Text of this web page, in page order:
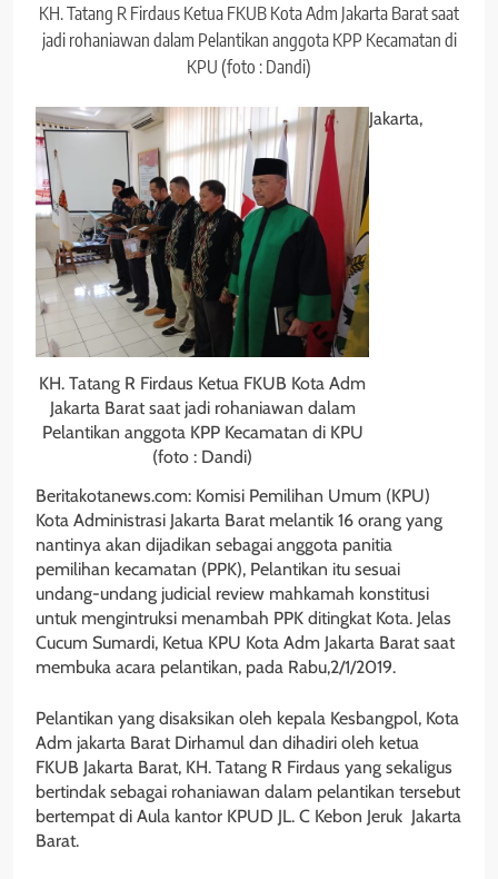
KH. Tatang R Firdaus Ketua FKUB Kota Adm Jakarta Barat saat
jadi rohaniawan dalam Pelantikan anggota KPP Kecamatan di
KPU (foto : Dandi)
KH. Tatang R Firdaus Ketua FKUB Kota Adm
Jakarta Barat saat jadi rohaniawan dalam
Pelantikan anggota KPP Kecamatan di KPU
(foto : Dandi)
Jakarta,
Beritakotanews.com: Komisi Pemilihan Umum (KPU)
Kota Administrasi Jakarta Barat melantik 16 orang yang
nantinya akan dijadikan sebagai anggota panitia
pemilihan kecamatan (PPK), Pelantikan itu sesuai
undang-undang judicial review mahkamah konstitusi
untuk mengintruksi menambah PPK ditingkat Kota. Jelas
Cucum Sumardi, Ketua KPU Kota Adm Jakarta Barat saat
membuka acara pelantikan, pada Rabu,2/1/2019.
Pelantikan yang disaksikan oleh kepala Kesbangpol, Kota
Adm jakarta Barat Dirhamul dan dihadiri oleh ketua
FKUB Jakarta Barat, KH. Tatang R Firdaus yang sekaligus
bertindak sebagai rohaniawan dalam pelantikan tersebut
bertempat di Aula kantor KPUD JL. C Kebon Jeruk Jakarta
Barat.